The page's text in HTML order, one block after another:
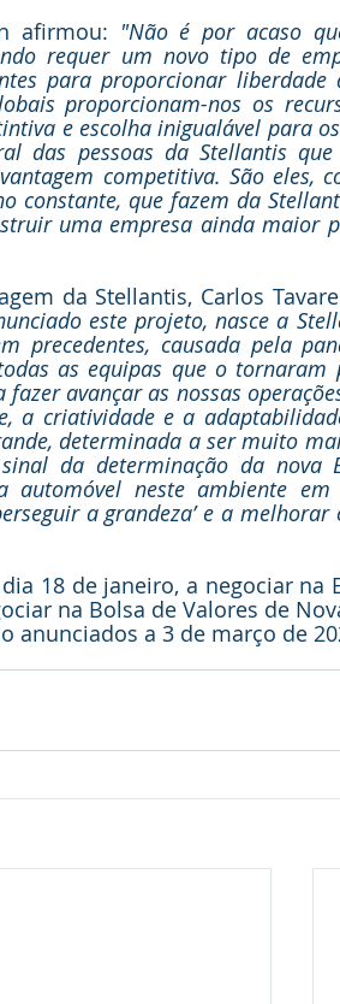
afirmou: "Não é por acaso
requer um novo tipo de
para proporcionar liberdade
proporcionam-nos os
e escolha inigualável para
das pessoas da Stellantis
competitiva. São eles,
constante, que fazem da
uma empresa ainda maior
da Stellantis, Carlos
este projeto, nasce a
precedentes, causada pela
as equipas que o tornaram
avançar as nossas
a criatividade e a
determinada a ser muito
da determinação da nova
neste ambiente em
a grandeza’ e a
18 de janeiro, a negociar na
na Bolsa de Valores de
anunciados a 3 de março de